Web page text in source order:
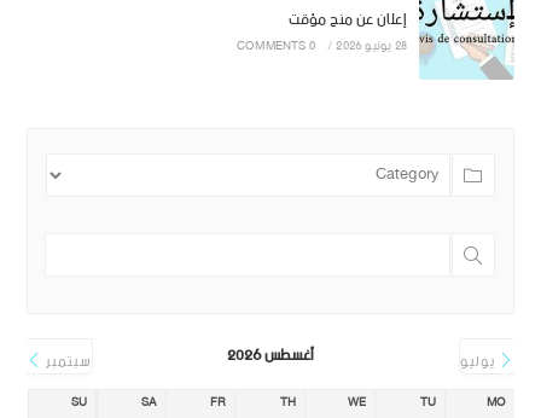
إعلان عن منح مؤقت
28 يونيو 2026 /
0 COMMENTS
يوليو أغسطس 2026 سبتمبر
MO
TU
WE
TH
FR
SA
SU